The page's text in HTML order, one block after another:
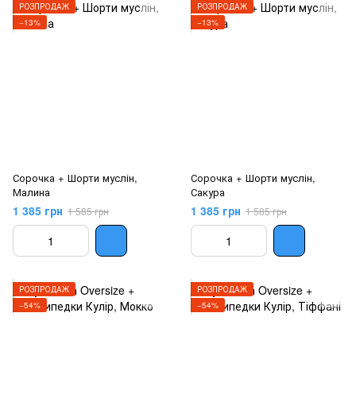
РОЗПРОДАЖ
−13%
Сорочка + Шорти муслін,
Малина
1 385 грн 1 585 грн
РОЗПРОДАЖ
−13%
Сорочка + Шорти муслін,
Сакура
1 385 грн 1 585 грн
РОЗПРОДАЖ
−54%
РОЗПРОДАЖ
−54%